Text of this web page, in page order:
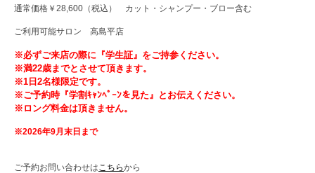
通常価格￥28,600（税込） カット・シャンプー・ブロー含む
ご利用可能サロン 高島平店
※必ずご来店の際に『学生証』をご持参ください。
※満22歳までとさせて頂きます。
※1日2名様限定です。
※ご予約時『学割ｷｬﾝﾍﾟｰﾝを見た』とお伝えください。
※ロング料金は頂きません。
※2026年9月末日まで
ご予約お問い合わせは こちらから